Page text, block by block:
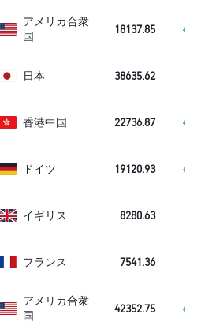
アメリカ合衆
国
18137.85
日本 38635.62
香港中国 22736.87
ドイツ 19120.93
イギリス 8280.63
フランス 7541.36
アメリカ合衆
国
42352.75